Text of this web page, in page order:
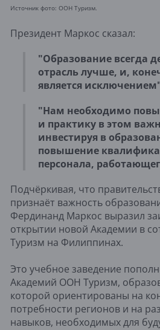
Источник фото: ООН Туризм.
Президент Маркос сказал:
"Образование всегда
отрасль лучше, и,
является
"Нам необходимо
и практику в этом
инвестируя в
повышение
персонала,
Подчёркивая, что
признаёт важность
Фердинанд Маркос выразил
открытии новой Академии в
Туризм на Филиппинах.
Это учебное заведение
Академий ООН Туризм,
которой ориентированы на
потребности регионов и на
навыков, необходимых для